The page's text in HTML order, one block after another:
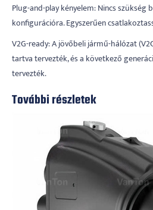
Plug-and-play kényelem: Nincs
konfigurációra. Egyszerűen
V2G-ready: A jövőbeli jármű-hálózat
tartva tervezték, és a következő
tervezték.
További részletek